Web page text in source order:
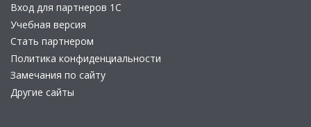
Вход для партнеров 1С
Учебная версия
Стать партнером
Политика конфиденциальности
Замечания по сайту
Другие сайты